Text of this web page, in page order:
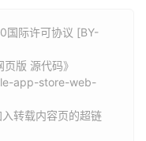
国际许可协议 [BY-
版 源代码》
app-store-web-
转载内容页的超链